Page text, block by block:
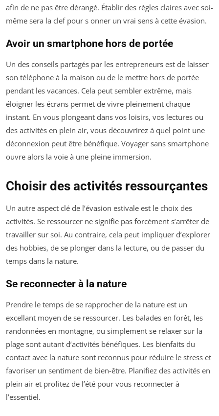
afin de ne pas être dérangé. Établir des règles claires avec soi-
même sera la clef pour s onner un vrai sens à cette évasion.
Avoir un smartphone hors de portée
Un des conseils partagés par les entrepreneurs est de laisser
son téléphone à la maison ou de le mettre hors de portée
pendant les vacances. Cela peut sembler extrême, mais
éloigner les écrans permet de vivre pleinement chaque
instant. En vous plongeant dans vos loisirs, vos lectures ou
des activités en plein air, vous découvrirez à quel point une
déconnexion peut être bénéfique. Voyager sans smartphone
ouvre alors la voie à une pleine immersion.
Choisir des activités ressourçantes
Un autre aspect clé de l’évasion estivale est le choix des
activités. Se ressourcer ne signifie pas forcément s’arrêter de
travailler sur soi. Au contraire, cela peut impliquer d’explorer
des hobbies, de se plonger dans la lecture, ou de passer du
temps dans la nature.
Se reconnecter à la nature
Prendre le temps de se rapprocher de la nature est un
excellant moyen de se ressourcer. Les balades en forêt, les
randonnées en montagne, ou simplement se relaxer sur la
plage sont autant d’activités bénéfiques. Les bienfaits du
contact avec la nature sont reconnus pour réduire le stress et
favoriser un sentiment de bien-être. Planifiez des activités en
plein air et profitez de l’été pour vous reconnecter à
l’essentiel.